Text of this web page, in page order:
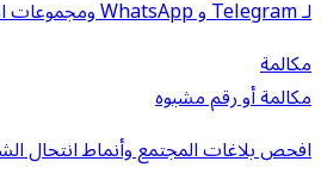
لـ Telegram و WhatsApp ومجموعات الاستثمار.
مكالمة
مكالمة أو رقم مشبوه
افحص بلاغات المجتمع وأنماط انتحال